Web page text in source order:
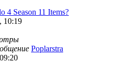
4 Season 11 Items?
10:19
Poplarstra